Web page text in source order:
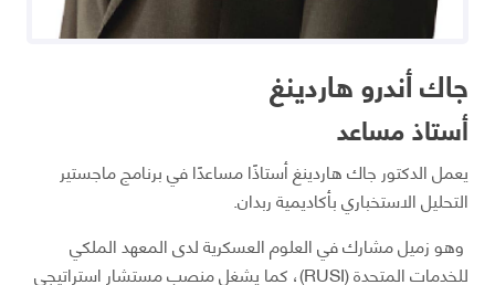
جاك أندرو هاردينغ
أستاذ مساعد
يعمل الدكتور جاك هاردينغ أستاذًا مساعدًا في برنامج ماجستير
التحليل الاستخباري بأكاديمية ربدان.
وهو زميل مشارك في العلوم العسكرية لدى المعهد الملكي
للخدمات المتحدة (RUSI)، كما يشغل منصب مستشار استراتيجي